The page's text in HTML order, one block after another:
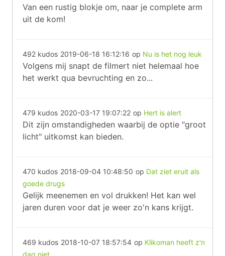
Van een rustig blokje om, naar je complete arm
uit de kom!
492 kudos 2019-06-18 16:12:16 op Nu is het nog leuk
Volgens mij snapt de filmert niet helemaal hoe
het werkt qua bevruchting en zo...
479 kudos 2020-03-17 19:07:22 op Hert is alert
Dit zijn omstandigheden waarbij de optie "groot
licht" uitkomst kan bieden.
470 kudos 2018-09-04 10:48:50 op Dat ziet eruit als
goede drugs
Gelijk meenemen en vol drukken! Het kan wel
jaren duren voor dat je weer zo'n kans krijgt.
469 kudos 2018-10-07 18:57:54 op Klikoman heeft z'n
dag niet